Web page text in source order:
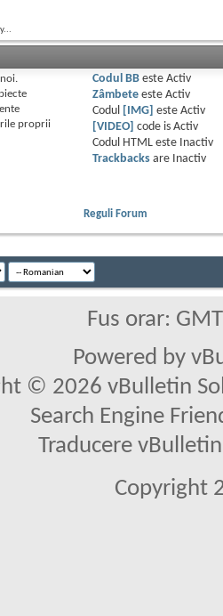
proprii
Codul BBeste Activ
Zâmbeteeste Activ
Codul
[IMG] este Activ
[VIDEO]
code is Activ
Codul HTML este
Inactiv
Trackbacksare
Inactiv
Reguli Forum
Fus orar:
Powered by
© 2026 vBulletin
Search Engine
Traducere
Copyright